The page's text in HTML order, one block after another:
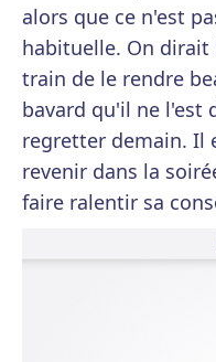
alors que ce n'est
habituelle. On dirait
train de le rendre
bavard qu'il ne l'est
regretter demain. Il
revenir dans la
faire ralentir sa